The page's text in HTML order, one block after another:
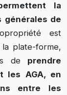
la
générales de
est
plate-forme,
de prendre
les AGA, en
entre les